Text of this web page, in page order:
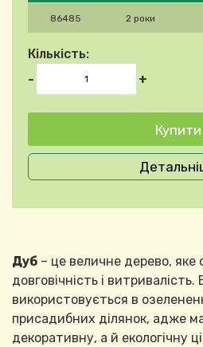
86485 2 роки
Кількість:
-
+
Дуб – це величне дерево, яке
довговічність і
використовується в
присадибних ділянок, адже
декоративну, а й екологічну